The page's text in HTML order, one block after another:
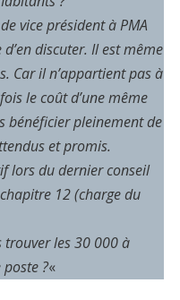
vice président à PMA
discuter. Il est même
Car il n’appartient pas à
le coût d’une même
pleinement de
et promis.
lors du dernier conseil
12 (charge du
les 30 000 à
?«